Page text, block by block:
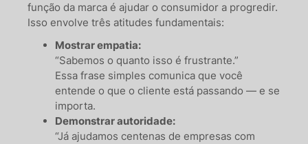
função da marca é ajudar o consumidor a progredir.
Isso envolve três atitudes fundamentais:
Mostrar empatia:
“Sabemos o quanto isso é frustrante.”
Essa frase simples comunica que você
entende o que o cliente está passando — e se
importa.
Demonstrar autoridade:
“Já ajudamos centenas de empresas com